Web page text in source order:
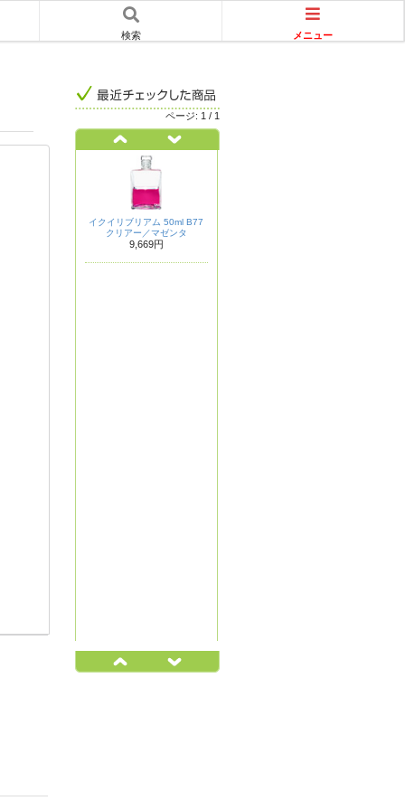
検索 メニュー
ページ: 1 / 1
イクイリブリアム 50ml B77
クリアー／マゼンタ
9,669円